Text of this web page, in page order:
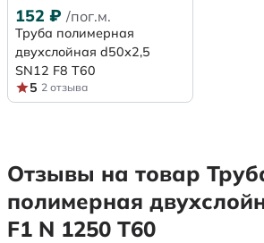
152 ₽ /пог.м.
Труба полимерная
двухслойная d50х2,5
SN12 F8 Т60
5 2 отзыва
Отзывы на товар
полимерная
F1 N 1250 Т60